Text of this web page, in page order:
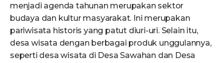
menjadi agenda tahunan merupakan sektor
budaya dan kultur masyarakat. Ini merupakan
pariwisata historis yang patut diuri-uri. Selain itu,
desa wisata dengan berbagai produk unggulannya,
seperti desa wisata di Desa Sawahan dan Desa